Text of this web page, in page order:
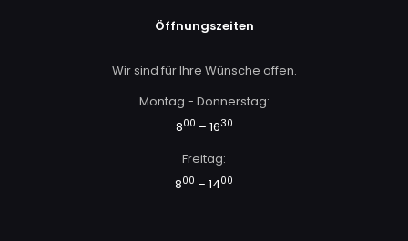
Öffnungszeiten
Wir sind für Ihre Wünsche offen.
Montag - Donnerstag:
800 – 1630
Freitag:
800 – 1400